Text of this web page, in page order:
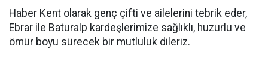
Haber Kent olarak genç çifti ve ailelerini tebrik eder,
Ebrar ile Baturalp kardeşlerimize sağlıklı, huzurlu ve
ömür boyu sürecek bir mutluluk dileriz.